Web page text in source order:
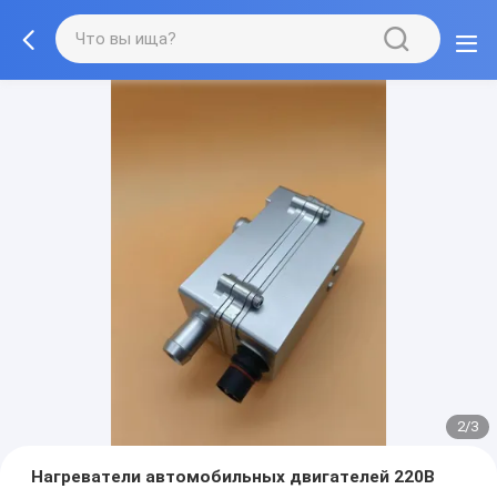
2/3
Нагреватели автомобильных двигателей 220В